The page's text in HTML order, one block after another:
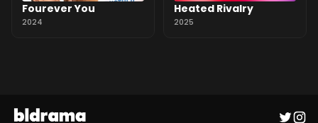
Fourever You
2024
Heated Rivalry
2025